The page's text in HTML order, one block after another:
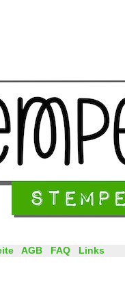
AGB FAQ Links